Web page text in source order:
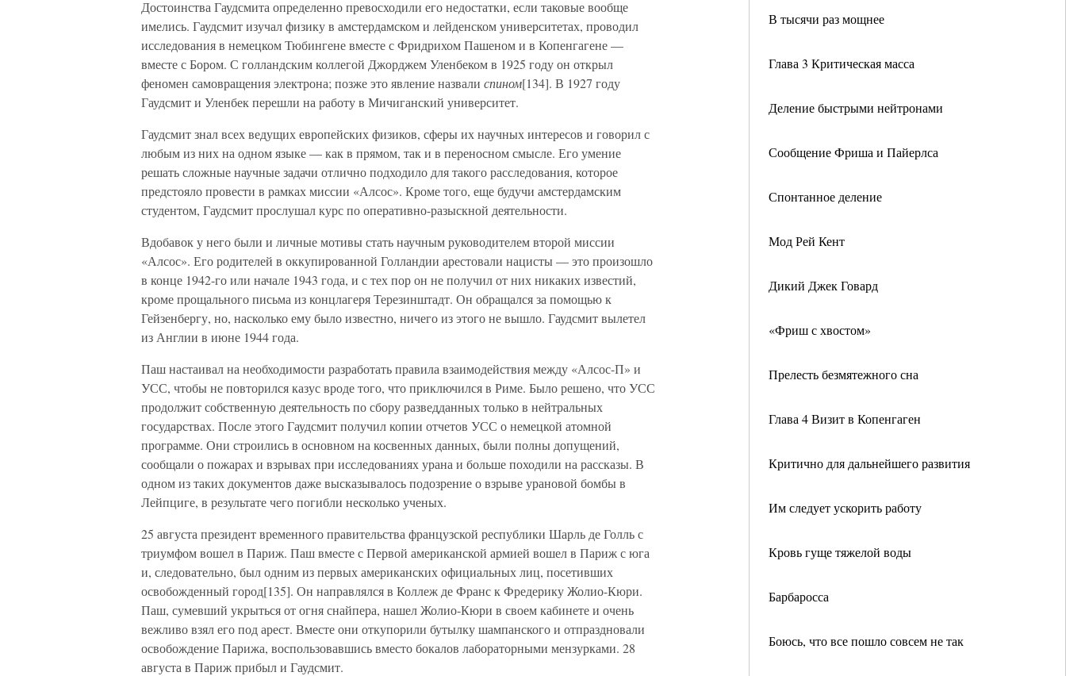
В тысячи раз мощнее
Глава 3 Критическая масса
Деление быстрыми нейтронами
Сообщение Фриша и Пайерлса
Спонтанное деление
Мод Рей Кент
Дикий Джек Говард
«Фриш с хвостом»
Прелесть безмятежного сна
Глава 4 Визит в Копенгаген
Критично для дальнейшего развития
Им следует ускорить работу
Кровь гуще тяжелой воды
Барбаросса
Боюсь, что все пошло совсем не так
Достоинства Гаудсмита определенно превосходили его недостатки, если таковые вообще
имелись. Гаудсмит изучал физику в амстердамском и лейденском университетах, проводил
исследования в немецком Тюбингене вместе с Фридрихом Пашеном и в Копенгагене —
вместе с Бором. С голландским коллегой Джорджем Уленбеком в 1925 году он открыл
феномен самовращения электрона; позже это явление назвали спином[134]. В 1927 году
Гаудсмит и Уленбек перешли на работу в Мичиганский университет.
Гаудсмит знал всех ведущих европейских физиков, сферы их научных интересов и говорил с
любым из них на одном языке — как в прямом, так и в переносном смысле. Его умение
решать сложные научные задачи отлично подходило для такого расследования, которое
предстояло провести в рамках миссии «Алсос». Кроме того, еще будучи амстердамским
студентом, Гаудсмит прослушал курс по оперативно-разыскной деятельности.
Вдобавок у него были и личные мотивы стать научным руководителем второй миссии
«Алсос». Его родителей в оккупированной Голландии арестовали нацисты — это произошло
в конце 1942-го или начале 1943 года, и с тех пор он не получил от них никаких известий,
кроме прощального письма из концлагеря Терезинштадт. Он обращался за помощью к
Гейзенбергу, но, насколько ему было известно, ничего из этого не вышло. Гаудсмит вылетел
из Англии в июне 1944 года.
Паш настаивал на необходимости разработать правила взаимодействия между «Алсос-П» и
УСС, чтобы не повторился казус вроде того, что приключился в Риме. Было решено, что УСС
продолжит собственную деятельность по сбору разведданных только в нейтральных
государствах. После этого Гаудсмит получил копии отчетов УСС о немецкой атомной
программе. Они строились в основном на косвенных данных, были полны допущений,
сообщали о пожарах и взрывах при исследованиях урана и больше походили на рассказы. В
одном из таких документов даже высказывалось подозрение о взрыве урановой бомбы в
Лейпциге, в результате чего погибли несколько ученых.
25 августа президент временного правительства французской республики Шарль де Голль с
триумфом вошел в Париж. Паш вместе с Первой американской армией вошел в Париж с юга
и, следовательно, был одним из первых американских официальных лиц, посетивших
освобожденный город[135]. Он направлялся в Коллеж де Франс к Фредерику Жолио-Кюри.
Паш, сумевший укрыться от огня снайпера, нашел Жолио-Кюри в своем кабинете и очень
вежливо взял его под арест. Вместе они откупорили бутылку шампанского и отпраздновали
освобождение Парижа, воспользовавшись вместо бокалов лабораторными мензурками. 28
августа в Париж прибыл и Гаудсмит.